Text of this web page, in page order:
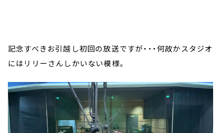
記念すべきお引越し初回の放送ですが・・・何故かスタジオ
にはリリーさんしかいない模様。